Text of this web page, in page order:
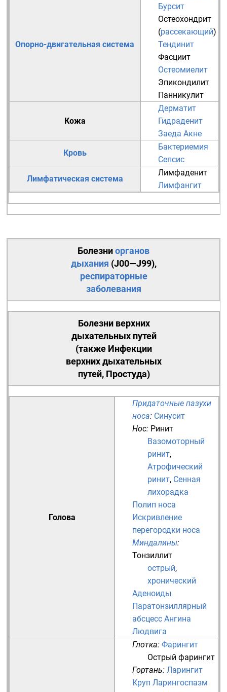
Опорно-двигательная система
Бурсит
Остеохондрит
(рассекающий)
Тендинит
Фасциит
Остеомиелит
Эпикондилит
Панникулит
Кожа
Дерматит
Гидраденит
Заеда Акне
Кровь
Бактериемия
Сепсис
Лимфатическая система
Лимфаденит
Лимфангит
Болезниорганов
дыхания (J00—J99),
респираторные
заболевания
Болезни верхних
дыхательных путей
(также Инфекции
верхних дыхательных
путей, Простуда)
Голова
Придаточные пазухи
носа: Синусит
Нос: Ринит
Вазомоторный
ринит,
Атрофический
ринит, Сенная
лихорадка
Полип носа
Искривление
перегородки носа
Миндалины:
Тонзиллит
острый,
хронический
Аденоиды
Паратонзиллярный
абсцесс Ангина
Людвига
Глотка: Фарингит
Острый фарингит
Гортань: Ларингит
Круп Ларингоспазм